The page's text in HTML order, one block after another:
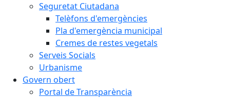
Seguretat Ciutadana
Telèfons d'emergències
Pla d'emergència municipal
Cremes de restes vegetals
Serveis Socials
Urbanisme
Govern obert
Portal de Transparència